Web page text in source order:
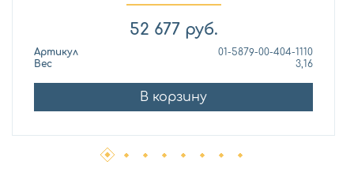
52 677 руб.
Артикул
01-5879-00-404-1110
Вес
3,16
В корзину